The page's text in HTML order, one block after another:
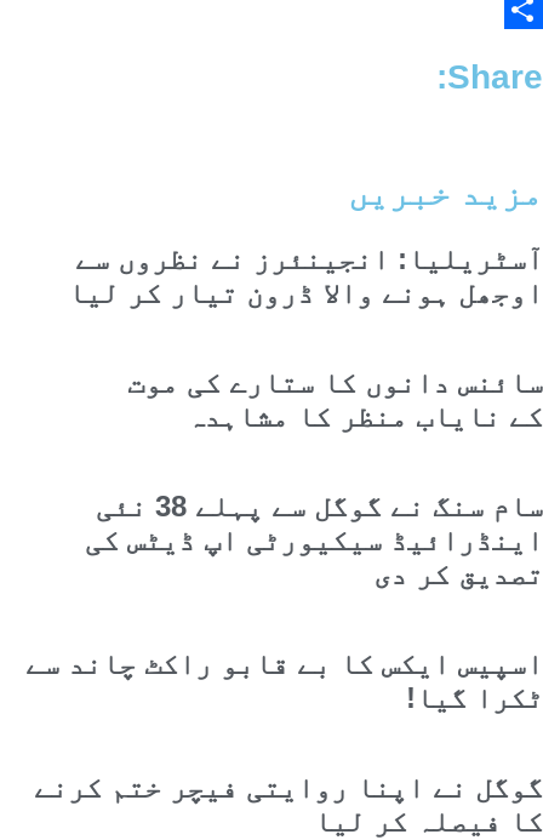
Email
Share:
مزید خبریں
آسٹریلیا: انجینئرز نے نظروں سے
اوجھل ہونے والا ڈرون تیار کر لیا
سائنس دانوں کا ستارے کی موت
کے نایاب منظر کا مشاہدہ
سام سنگ نے گوگل سے پہلے 38 نئی
اینڈرائیڈ سیکیورٹی اپ ڈیٹس کی
تصدیق کر دی
اسپیس ایکس کا بے قابو راکٹ چاند سے
ٹکرا گیا!
گوگل نے اپنا روایتی فیچر ختم کرنے
کا فیصلہ کر لیا